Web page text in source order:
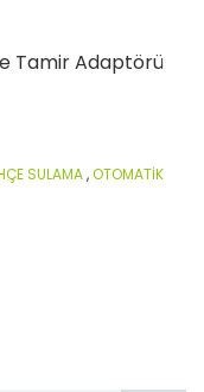
Tamir Adaptörü
SULAMA,OTOMATİK